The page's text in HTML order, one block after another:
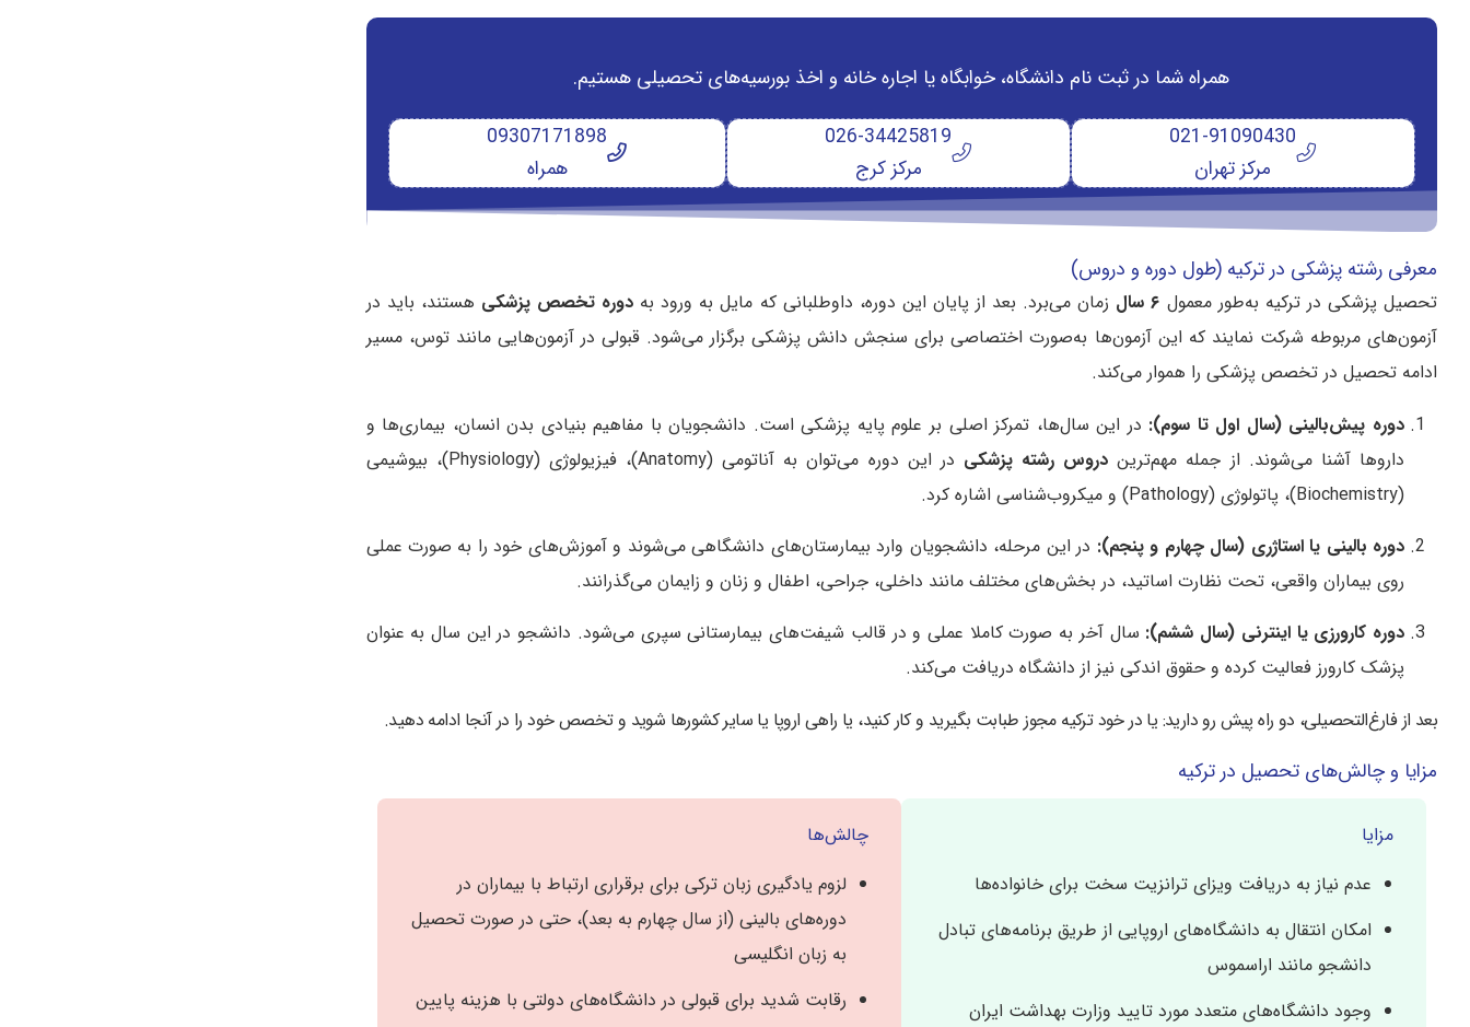
همراه شما در ثبت نام دانشگاه‌، خوابگاه یا اجاره خانه و اخذ بورسیه‌های تحصیلی هستیم.
021-91090430
مرکز تهران
026-34425819
مرکز کرج
09307171898
همراه
معرفی رشته پزشکی در ترکیه (طول دوره و دروس)
تحصیل پزشکی در ترکیه به‌طور معمول ۶ سال زمان می‌برد. بعد از پایان این دوره، داوطلبانی که مایل به ورود به دوره تخصص پزشکی هستند، باید در
آزمون‌های مربوطه شرکت نمایند که این آزمون‌ها به‌صورت اختصاصی برای سنجش دانش پزشکی برگزار می‌شود. قبولی در آزمون‌هایی مانند توس، مسیر
ادامه تحصیل در تخصص پزشکی را هموار می‌کند.
دوره پیش‌بالینی (سال اول تا سوم): در این سال‌ها، تمرکز اصلی بر علوم پایه پزشکی است. دانشجویان با مفاهیم بنیادی بدن انسان، بیماری‌ها و
داروها آشنا می‌شوند. از جمله مهم‌ترین دروس رشته پزشکی
در این دوره می‌توان به آناتومی (Anatomy)، فیزیولوژی (Physiology)، بیوشیمی
(Biochemistry)، پاتولوژی (Pathology) و میکروب‌شناسی اشاره کرد.
دوره بالینی یا استاژری (سال چهارم و پنجم): در این مرحله، دانشجویان وارد بیمارستان‌های دانشگاهی می‌شوند و آموزش‌های خود را به صورت عملی
روی بیماران واقعی، تحت نظارت اساتید، در بخش‌های مختلف مانند داخلی، جراحی، اطفال و زنان و زایمان می‌گذرانند.
دوره کارورزی یا اینترنی (سال ششم): سال آخر به صورت کاملا عملی و در قالب شیفت‌های بیمارستانی سپری می‌شود. دانشجو در این سال به عنوان
پزشک کارورز فعالیت کرده و حقوق اندکی نیز از دانشگاه دریافت می‌کند.
بعد از فارغ‌التحصیلی، دو راه پیش رو دارید: یا در خود ترکیه مجوز طبابت بگیرید و کار کنید، یا راهی اروپا یا سایر کشورها شوید و تخصص خود را در آنجا ادامه دهید.
مزایا و چالش‌های تحصیل در ترکیه
مزایا
عدم نیاز به دریافت ویزای ترانزیت سخت برای خانواده‌ها
امکان انتقال به دانشگاه‌های اروپایی از طریق برنامه‌های تبادل
دانشجو مانند اراسموس
وجود دانشگاه‌های متعدد مورد تایید وزارت بهداشت ایران
چالش‌ها
لزوم یادگیری زبان ترکی برای برقراری ارتباط با بیماران در
دوره‌های بالینی (از سال چهارم به بعد)، حتی در صورت تحصیل
به زبان انگلیسی
رقابت شدید برای قبولی در دانشگاه‌های دولتی با هزینه پایین